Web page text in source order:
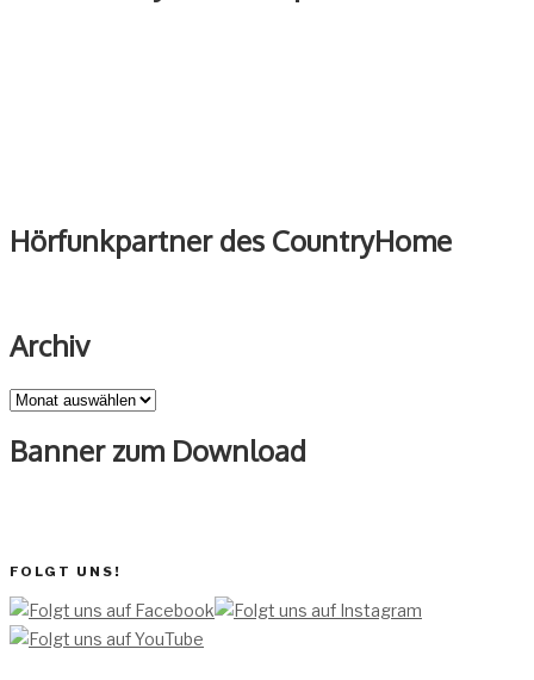
Hörfunkpartner des CountryHome
Archiv
Archiv
Banner zum Download
FOLGT UNS!